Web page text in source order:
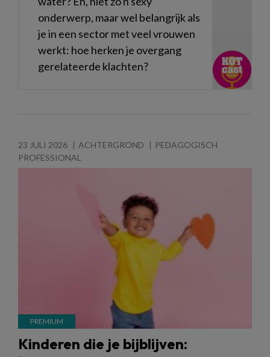
onderwerp, maar wel belangrijk als
je in een sector met veel vrouwen
werkt: hoe herken je overgang
gerelateerde klachten?
23 JULI 2026 ACHTERGROND
PEDAGOGISCH
PROFESSIONAL
Kinderen die je bijblijven: